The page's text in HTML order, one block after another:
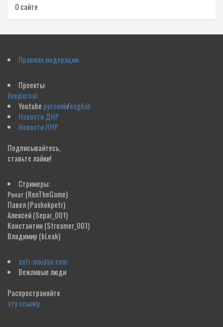
О сайте
Правила модерации
Проекты:
livejournal
Youtube русский/english
Новости ДНР
Новости ЛНР
Подписывайтесь,
ставьте лайки!
Стримеры:
Ренат (RenTheGame)
Павел(Pashokpetr)
Алексей(Separ_001)
Константин (Streamer_001)
Владимир (bLeak)
anti-maidan.com
Вежливые люди
Распространяйте
эту ссылку